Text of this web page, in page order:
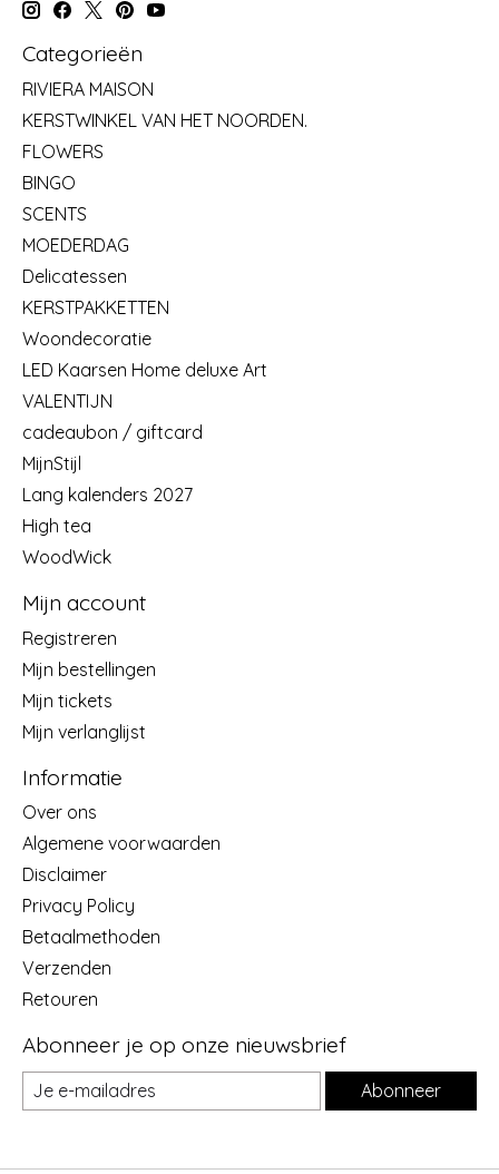
Categorieën
RIVIERA MAISON
KERSTWINKEL VAN HET NOORDEN.
FLOWERS
BINGO
SCENTS
MOEDERDAG
Delicatessen
KERSTPAKKETTEN
Woondecoratie
LED Kaarsen Home deluxe Art
VALENTIJN
cadeaubon / giftcard
MijnStijl
Lang kalenders 2027
High tea
WoodWick
Mijn account
Registreren
Mijn bestellingen
Mijn tickets
Mijn verlanglijst
Informatie
Over ons
Algemene voorwaarden
Disclaimer
Privacy Policy
Betaalmethoden
Verzenden
Retouren
Abonneer je op onze nieuwsbrief
Abonneer